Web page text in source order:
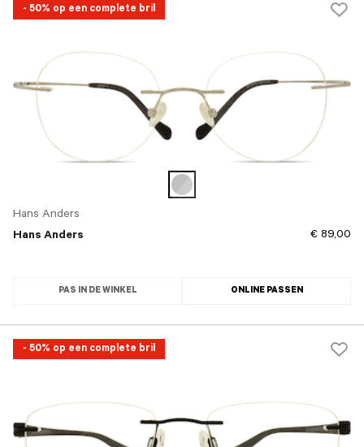
- 50% op een complete bril
Hans Anders
Hans Anders
€ 89,00
PAS IN DE WINKEL ONLINE PASSEN
- 50% op een complete bril